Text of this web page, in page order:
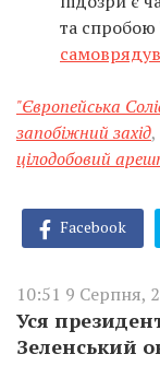
та спробою
"Європейська
запобіжний захід,
цілодобовий
Facebook
10:51 9 Серпня,
Уся
Зеленський